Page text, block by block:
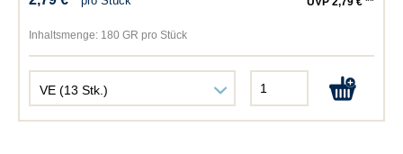
Inhaltsmenge: 180 GR pro Stück